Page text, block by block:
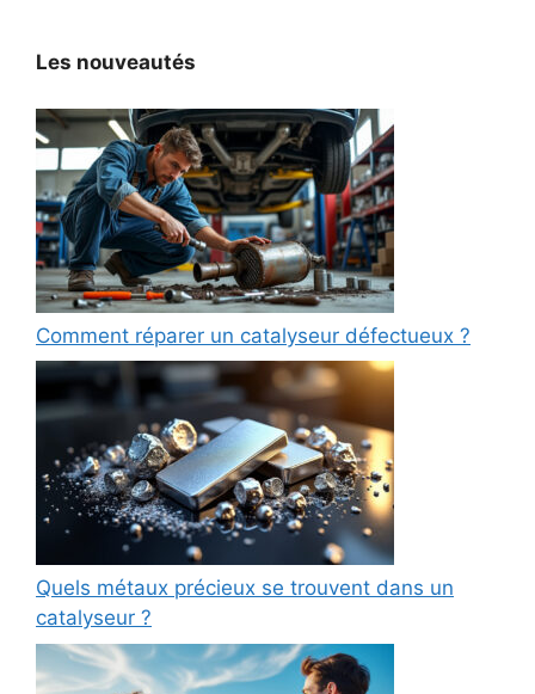
Les nouveautés
Comment réparer un catalyseur défectueux ?
Quels métaux précieux se trouvent dans un
catalyseur ?